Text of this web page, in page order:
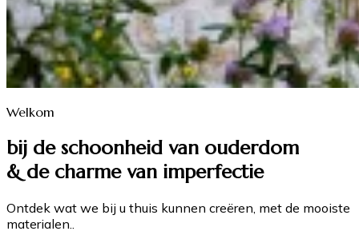
Welkom
bij de schoonheid van ouderdom
& de charme van imperfectie
Ontdek wat we bij u thuis kunnen creëren, met de mooiste
materialen..